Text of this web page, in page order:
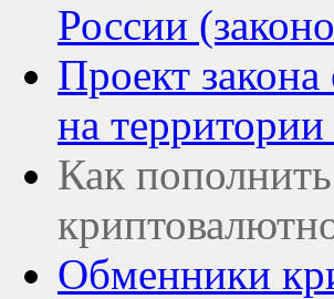
России
Проект
на
Как
Обменники